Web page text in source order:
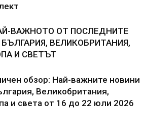
ВАЖНОТО ОТ ПОСЛЕДНИТЕ
ВЕЛИКОБРИТАНИЯ,
И СВЕТЪТ
обзор: Най-важните новини
Великобритания,
и света от 16 до 22 юли 2026